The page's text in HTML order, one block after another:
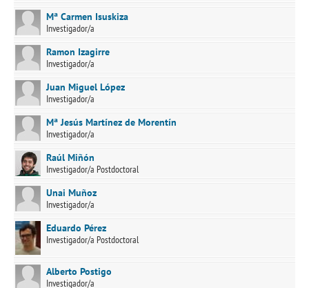
Mª Carmen Isuskiza
Investigador/a
Ramon Izagirre
Investigador/a
Juan Miguel López
Investigador/a
Mª Jesús Martínez de Morentín
Investigador/a
Raúl Miñón
Investigador/a Postdoctoral
Unai Muñoz
Investigador/a
Eduardo Pérez
Investigador/a Postdoctoral
Alberto Postigo
Investigador/a